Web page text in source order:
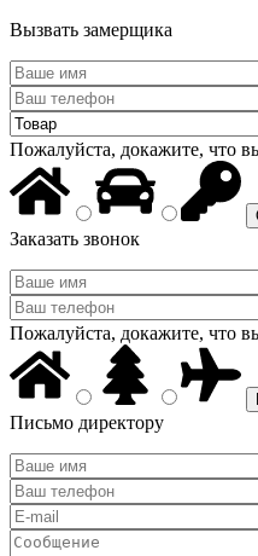
Вызвать замерщика
Пожалуйста, докажите, что
Заказать звонок
Пожалуйста, докажите, что
Письмо директору